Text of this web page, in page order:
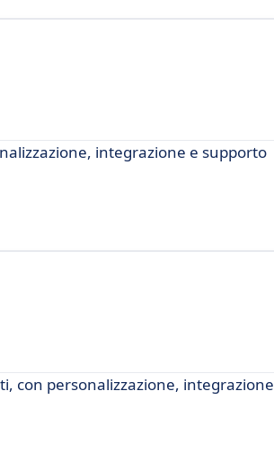
integrazione e supporto
con personalizzazione, integrazione